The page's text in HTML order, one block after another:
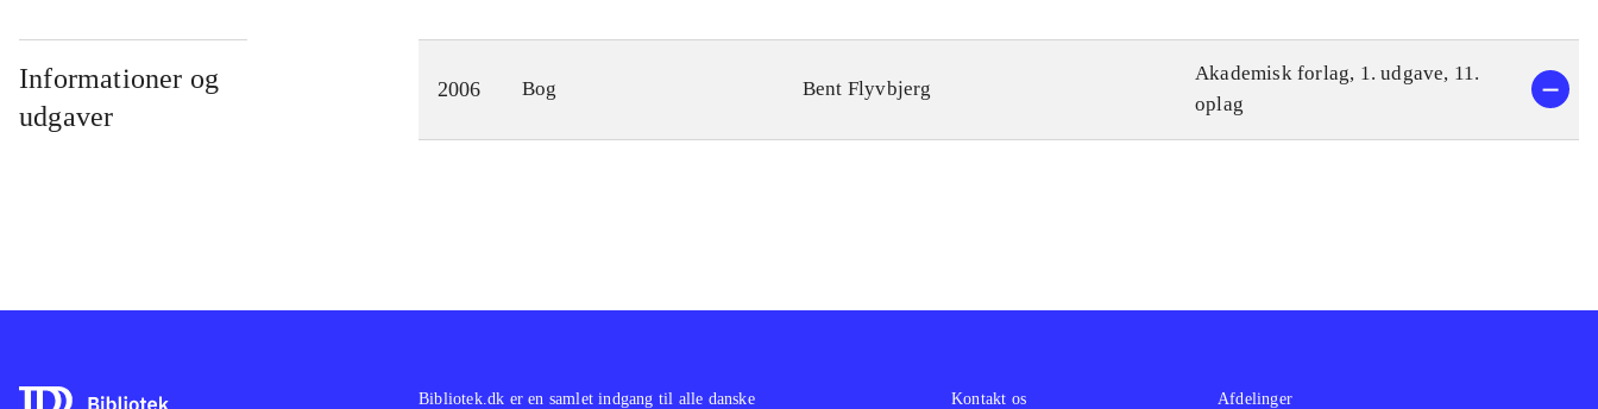
Informationer og
udgaver
2006 Bog Bent Flyvbjerg
Akademisk forlag, 1. udgave, 11.
oplag
Bibliotek.dk er en samlet indgang til alle danske Kontakt os Afdelinger